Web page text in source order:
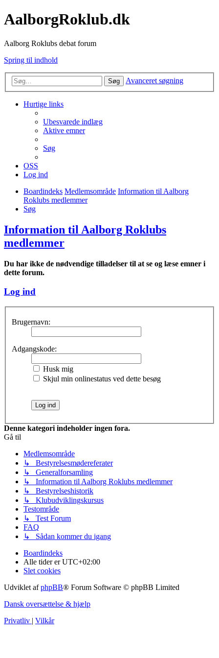
AalborgRoklub.dk
Aalborg Roklubs debat forum
Spring til indhold
Søg Avanceret søgning
Hurtige links
Ubesvarede indlæg
Aktive emner
Søg
OSS
Log ind
Boardindeks Medlemsområde Information til Aalborg
Roklubs medlemmer
Søg
Information til Aalborg Roklubs
medlemmer
Du har ikke de nødvendige tilladelser til at se og læse emner i
dette forum.
Log ind
Brugernavn:
Adgangskode:
Husk mig
Skjul min onlinestatus ved dette besøg
Denne kategori indeholder ingen fora.
Gå til
Medlemsområde
↳ Bestyrelsesmødereferater
↳ Generalforsamling
↳ Information til Aalborg Roklubs medlemmer
↳ Bestyrelseshistorik
↳ Klubudviklingskursus
Testområde
↳ Test Forum
FAQ
↳ Sådan kommer du igang
Boardindeks
Alle tider erUTC+02:00
Slet cookies
Udviklet afphpBB® Forum Software © phpBB Limited
Dansk oversættelse & hjælp
Privatliv | Vilkår